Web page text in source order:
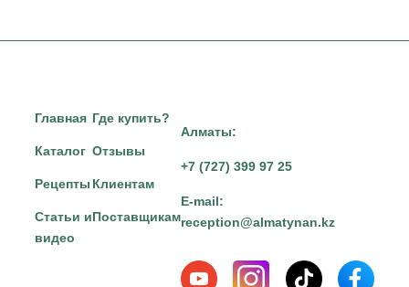
Главная
Каталог
Рецепты
Статьи и
видео
Где купить?
Отзывы
Клиентам
Поставщикам
Алматы:
+7 (727) 399 97 25
E-mail:
reception@almatynan.kz